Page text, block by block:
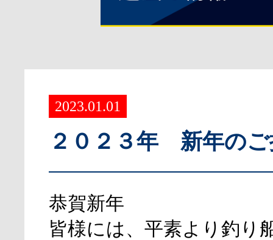
2023.01.01
２０２３年 新年のご
恭賀新年
皆様には、平素より釣り